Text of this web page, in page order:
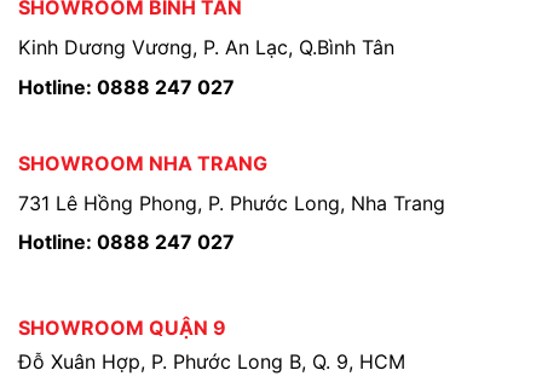
SHOWROOM BÌNH TÂN
Kinh Dương Vương, P. An Lạc, Q.Bình Tân
Hotline: 0888 247 027
SHOWROOM NHA TRANG
731 Lê Hồng Phong, P. Phước Long, Nha Trang
Hotline: 0888 247 027
SHOWROOM QUẬN 9
Đỗ Xuân Hợp, P. Phước Long B, Q. 9, HCM